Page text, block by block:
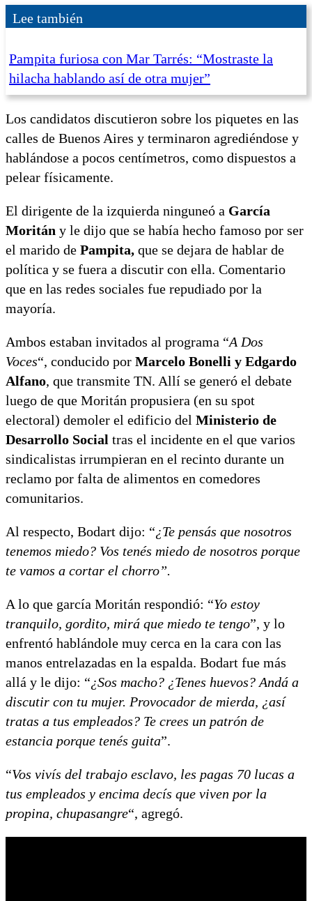
Lee también
Pampita furiosa con Mar Tarrés: “Mostraste la
hilacha hablando así de otra mujer”
Los candidatos discutieron sobre los piquetes en las
calles de Buenos Aires y terminaron agrediéndose y
hablándose a pocos centímetros, como dispuestos a
pelear físicamente.
El dirigente de la izquierda ninguneó a García
Moritán y le dijo que se había hecho famoso por ser
el marido de Pampita, que se dejara de hablar de
política y se fuera a discutir con ella. Comentario
que en las redes sociales fue repudiado por la
mayoría.
Ambos estaban invitados al programa “A Dos
Voces“, conducido por Marcelo Bonelli y Edgardo
Alfano, que transmite TN. Allí se generó el debate
luego de que Moritán propusiera (en su spot
electoral) demoler el edificio del Ministerio de
Desarrollo Social tras el incidente en el que varios
sindicalistas irrumpieran en el recinto durante un
reclamo por falta de alimentos en comedores
comunitarios.
Al respecto, Bodart dijo: “¿Te pensás que nosotros
tenemos miedo? Vos tenés miedo de nosotros porque
te vamos a cortar el chorro”.
A lo que garcía Moritán respondió: “Yo estoy
tranquilo, gordito, mirá que miedo te tengo”, y lo
enfrentó hablándole muy cerca en la cara con las
manos entrelazadas en la espalda. Bodart fue más
allá y le dijo: “¿Sos macho? ¿Tenes huevos? Andá a
discutir con tu mujer. Provocador de mierda, ¿así
tratas a tus empleados? Te crees un patrón de
estancia porque tenés guita”.
“Vos vivís del trabajo esclavo, les pagas 70 lucas a
tus empleados y encima decís que viven por la
propina, chupasangre“, agregó.